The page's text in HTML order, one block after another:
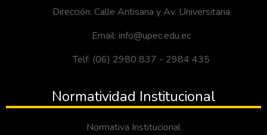
Dirección: Calle Antisana y Av. Universitaria
Email: info@upec.edu.ec
Telf: (06) 2980 837 - 2984 435
Normatividad Institucional
Normativa Institucional